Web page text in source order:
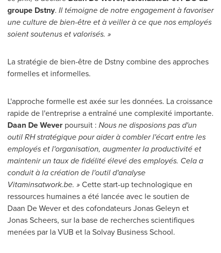
groupe Dstny. Il témoigne de notre engagement à favoriser
une culture de bien-être et à veiller à ce que nos employés
soient soutenus et valorisés. »
La stratégie de bien-être de Dstny combine des approches
formelles et informelles.
L'approche formelle est axée sur les données. La croissance
rapide de l'entreprise a entraîné une complexité importante.
Daan De Wever poursuit : Nous ne disposions pas d'un
outil RH stratégique pour aider à combler l'écart entre les
employés et l'organisation, augmenter la productivité et
maintenir un taux de fidélité élevé des employés. Cela a
conduit à la création de l'outil d'analyse
Vitaminsatwork.be. »Cette start-up technologique en
ressources humaines a été lancée avec le soutien de
Daan De Wever et des cofondateurs Jonas Geleyn et
Jonas Scheers, sur la base de recherches scientifiques
menées par la VUB et la Solvay Business School.